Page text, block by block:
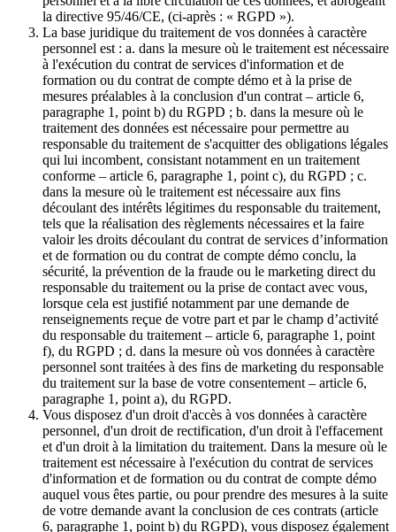
la directive 95/46/CE, (ci-après : « RGPD »).
La base juridique du traitement de vos données à caractère
personnel est : a. dans la mesure où le traitement est nécessaire
à l'exécution du contrat de services d'information et de
formation ou du contrat de compte démo et à la prise de
mesures préalables à la conclusion d'un contrat – article 6,
paragraphe 1, point b) du RGPD ; b. dans la mesure où le
traitement des données est nécessaire pour permettre au
responsable du traitement de s'acquitter des obligations légales
qui lui incombent, consistant notamment en un traitement
conforme – article 6, paragraphe 1, point c), du RGPD ; c.
dans la mesure où le traitement est nécessaire aux fins
découlant des intérêts légitimes du responsable du traitement,
tels que la réalisation des règlements nécessaires et la faire
valoir les droits découlant du contrat de services d’information
et de formation ou du contrat de compte démo conclu, la
sécurité, la prévention de la fraude ou le marketing direct du
responsable du traitement ou la prise de contact avec vous,
lorsque cela est justifié notamment par une demande de
renseignements reçue de votre part et par le champ d’activité
du responsable du traitement – article 6, paragraphe 1, point
f), du RGPD ; d. dans la mesure où vos données à caractère
personnel sont traitées à des fins de marketing du responsable
du traitement sur la base de votre consentement – article 6,
paragraphe 1, point a), du RGPD.
Vous disposez d'un droit d'accès à vos données à caractère
personnel, d'un droit de rectification, d'un droit à l'effacement
et d'un droit à la limitation du traitement. Dans la mesure où le
traitement est nécessaire à l'exécution du contrat de services
d'information et de formation ou du contrat de compte démo
auquel vous êtes partie, ou pour prendre des mesures à la suite
de votre demande avant la conclusion de ces contrats (article
6, paragraphe 1, point b) du RGPD), vous disposez également